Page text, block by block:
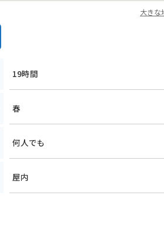
大きな
19時間
春
何人でも
屋内